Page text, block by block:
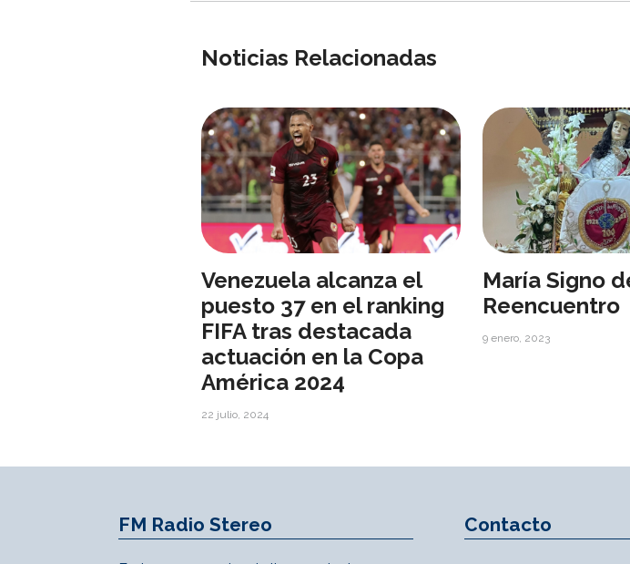
Noticias Relacionadas
Venezuela alcanza el
puesto 37 en el ranking
FIFA tras destacada
actuación en la Copa
América 2024
22 julio, 2024
María Signo
Reencuentro
9 enero, 2023
FM Radio Stereo Contacto